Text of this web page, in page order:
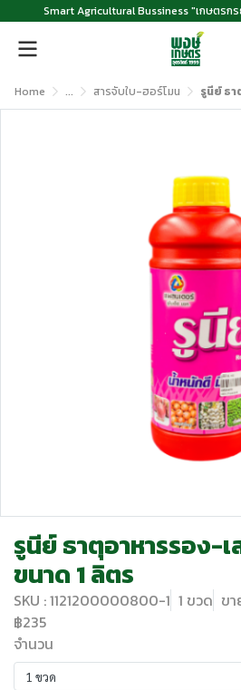
Smart Agricultural Bussiness "เกษตรก
Home ... สารจับใบ-ฮอร์โมน รูนีย์ ธาตุ
รูนีย์ ธาตุอาหารรอง-
ขนาด 1 ลิตร
SKU : 1121200000800-1 1 ขวด ข
฿235
จำนวน
1 ขวด